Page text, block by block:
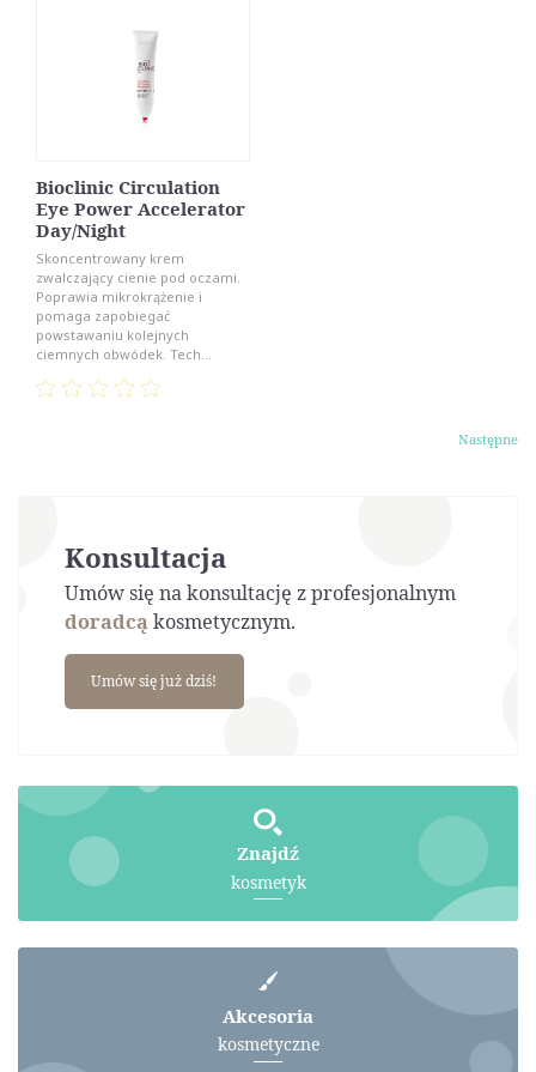
Bioclinic Circulation
Eye Power Accelerator
Day/Night
Skoncentrowany krem
zwalczający cienie pod oczami.
Poprawia mikrokrążenie i
pomaga zapobiegać
powstawaniu kolejnych
ciemnych obwódek. Tech...
Następne
Konsultacja
Umów się na konsultację z profesjonalnym
doradcąkosmetycznym.
Umów się już dziś!
Znajdź
kosmetyk
Akcesoria
kosmetyczne